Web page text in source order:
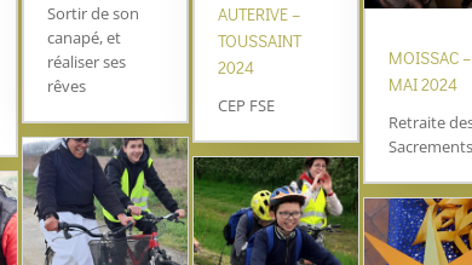
Sortir de son
canapé, et
réaliser ses
rêves
AUTERIVE –
TOUSSAINT
2024
CEP FSE
MOISSAC –
MAI 2024
Retraite
Sacrements